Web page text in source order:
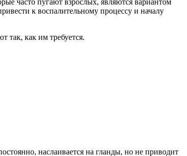
к воспалительному процессу и началу
так, как им требуется.
наслаивается на гланды, но не приводит